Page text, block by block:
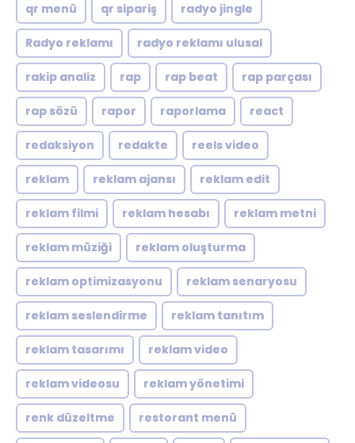
qr menü qr sipariş radyo jingle
Radyo reklamı radyo reklamı ulusal
rakip analiz rap rap beat rap parçası
rap sözü rapor raporlama react
redaksiyon redakte reels video
reklam reklam ajansı reklam edit
reklam filmi reklam hesabı reklam metni
reklam müziği reklam oluşturma
reklam optimizasyonu reklam senaryosu
reklam seslendirme reklam tanıtım
reklam tasarımı reklam video
reklam videosu reklam yönetimi
renk düzeltme restorant menü